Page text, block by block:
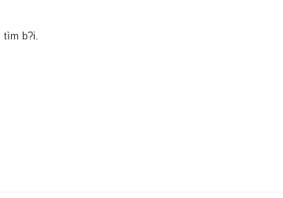
tìm b?i.